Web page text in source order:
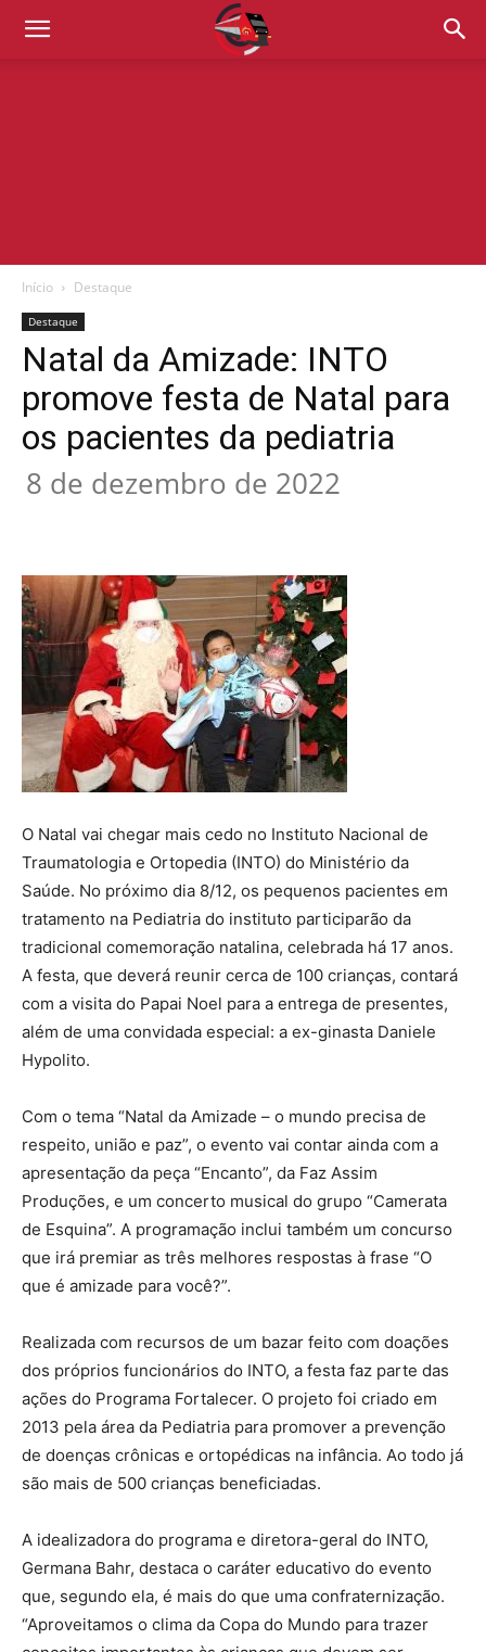
Início Destaque
Destaque
Natal da Amizade: INTO
promove festa de Natal para
os pacientes da pediatria
8 de dezembro de 2022
O Natal vai chegar mais cedo no Instituto Nacional de
Traumatologia e Ortopedia (INTO) do Ministério da
Saúde. No próximo dia 8/12, os pequenos pacientes em
tratamento na Pediatria do instituto participarão da
tradicional comemoração natalina, celebrada há 17 anos.
A festa, que deverá reunir cerca de 100 crianças, contará
com a visita do Papai Noel para a entrega de presentes,
além de uma convidada especial: a ex-ginasta Daniele
Hypolito.
Com o tema “Natal da Amizade – o mundo precisa de
respeito, união e paz”, o evento vai contar ainda com a
apresentação da peça “Encanto”, da Faz Assim
Produções, e um concerto musical do grupo “Camerata
de Esquina”. A programação inclui também um concurso
que irá premiar as três melhores respostas à frase “O
que é amizade para você?”.
Realizada com recursos de um bazar feito com doações
dos próprios funcionários do INTO, a festa faz parte das
ações do Programa Fortalecer. O projeto foi criado em
2013 pela área da Pediatria para promover a prevenção
de doenças crônicas e ortopédicas na infância. Ao todo já
são mais de 500 crianças beneficiadas.
A idealizadora do programa e diretora-geral do INTO,
Germana Bahr, destaca o caráter educativo do evento
que, segundo ela, é mais do que uma confraternização.
“Aproveitamos o clima da Copa do Mundo para trazer